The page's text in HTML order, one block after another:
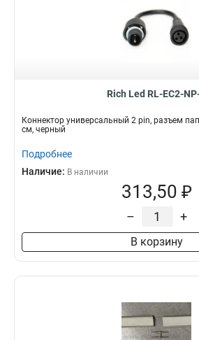
Rich Led RL-EC2-
Коннектор универсальный 2 pin, разъем
см, черный
Подробнее
Наличие: В наличии
313,50 ₽
– +
В корзину